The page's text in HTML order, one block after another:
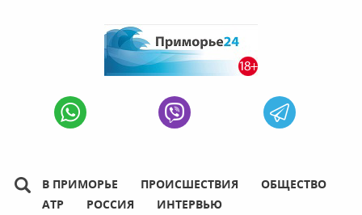
В ПРИМОРЬЕ ПРОИСШЕСТВИЯ
ОБЩЕСТВО
АТР
РОССИЯ ИНТЕРВЬЮ